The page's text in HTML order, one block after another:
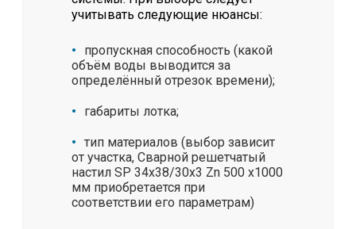
учитывать следующие нюансы:
пропускная способность (какой
объём воды выводится за
определённый отрезок времени);
габариты лотка;
тип материалов (выбор зависит
от участка, Сварной решетчатый
настил SР 34х38/30х3 Zn 500 х1000
мм приобретается при
соответствии его параметрам)